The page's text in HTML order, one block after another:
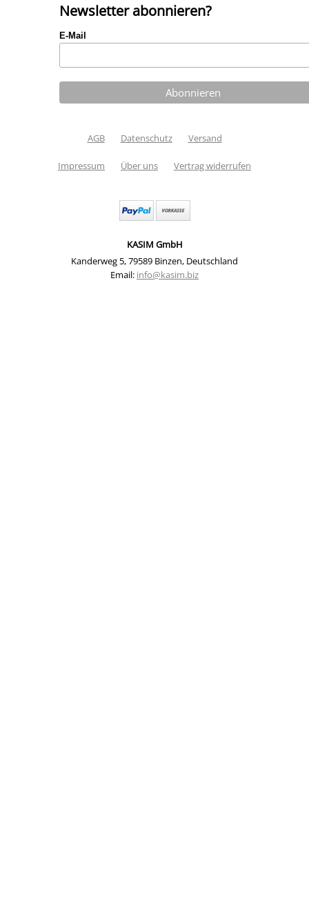
Newsletter abonnieren?
E-Mail
AGB Datenschutz Versand
Impressum Über uns Vertrag widerrufen
KASIM GmbH
Kanderweg 5,79589 Binzen, Deutschland
Email: info@kasim.biz